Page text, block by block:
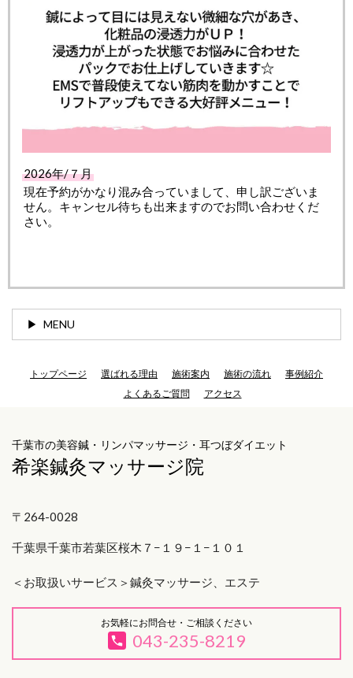
2026年/７月
現在予約がかなり混み合っていまして、申し訳ございま
せん。キャンセル待ちも出来ますのでお問い合わせくだ
さい。
MENU
トップページ 選ばれる理由 施術案内 施術の流れ
事例紹介
よくあるご質問
アクセス
千葉市の美容鍼・リンパマッサージ・耳つぼダイエット
希楽鍼灸マッサージ院
〒264-0028
千葉県千葉市若葉区桜木７−１９−１−１０１
＜お取扱いサービス＞ 鍼灸マッサージ、エステ
お気軽にお問合せ・ご相談ください
043-235-8219